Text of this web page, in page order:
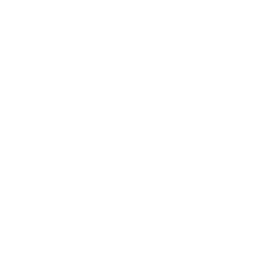
la culture financière et améliorer